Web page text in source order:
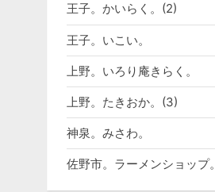
王子。かいらく。(2)
王子。いこい。
上野。いろり庵きらく。
上野。たきおか。(3)
神泉。みさわ。
佐野市。ラーメンショップ。